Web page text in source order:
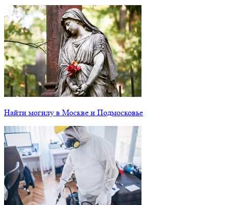
Найти могилу в Москве и Подмосковье